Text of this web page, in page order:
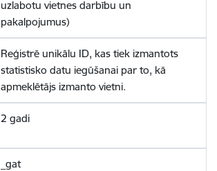
uzlabotu vietnes darbību un
pakalpojumus)
Reģistrē unikālu ID, kas tiek izmantots
statistisko datu iegūšanai par to, kā
apmeklētājs izmanto vietni.
2 gadi
_gat